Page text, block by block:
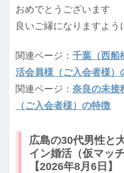
おめでとうございます
良いご縁になりますよう
関連ページ： 千葉（西船
活会員様（ご入会者様）
関連ページ： 奈良の未接
（ご入会者様）の特徴
広島の30代男性と
イン婚活（仮マッ
【2026年8月6日】